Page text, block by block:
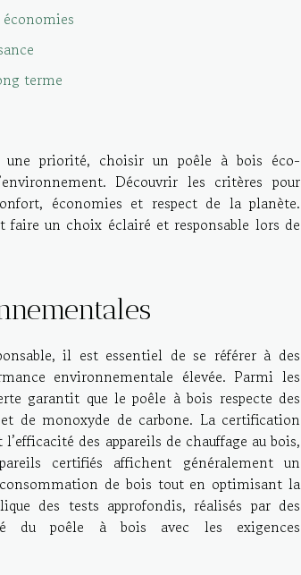
terme
une priorité, choisir un poêle à bois éco-
Découvrir les critères pour
économies et respect de la planète.
un choix éclairé et responsable lors de
il est essentiel de se référer à des
environnementale élevée. Parmi les
garantit que le poêle à bois respecte des
de monoxyde de carbone. La certification
des appareils de chauffage au bois,
certifiés affichent généralement un
de bois tout en optimisant la
des tests approfondis, réalisés par des
du poêle à bois avec les exigences